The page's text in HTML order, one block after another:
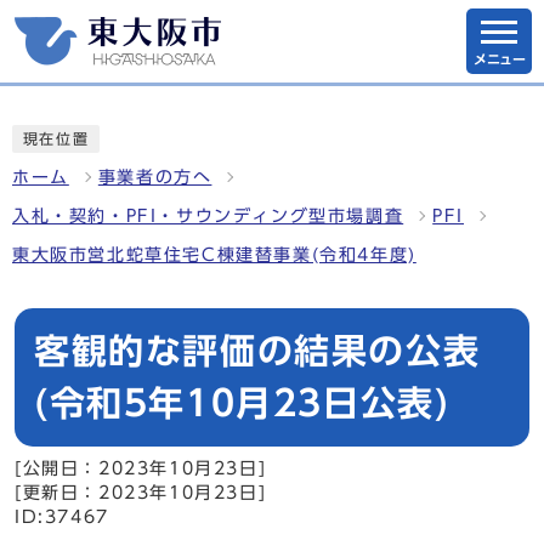
メニュー
現在位置
ホーム 事業者の方へ
入札・契約・PFI・サウンディング型市場調査 PFI
東大阪市営北蛇草住宅C棟建替事業(令和4年度)
客観的な評価の結果の公表
(令和5年10月23日公表)
[公開日：2023年10月23日]
[更新日：2023年10月23日]
ID:37467